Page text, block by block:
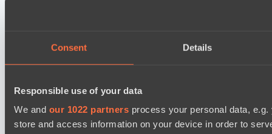
Consent Details
Responsible use of your data
We and our 1022 partners process your personal data,
store and access information on your device in order to
Lunar Horse Trophy 8
Pandawa Lima
Destiny League 2026 Season 48